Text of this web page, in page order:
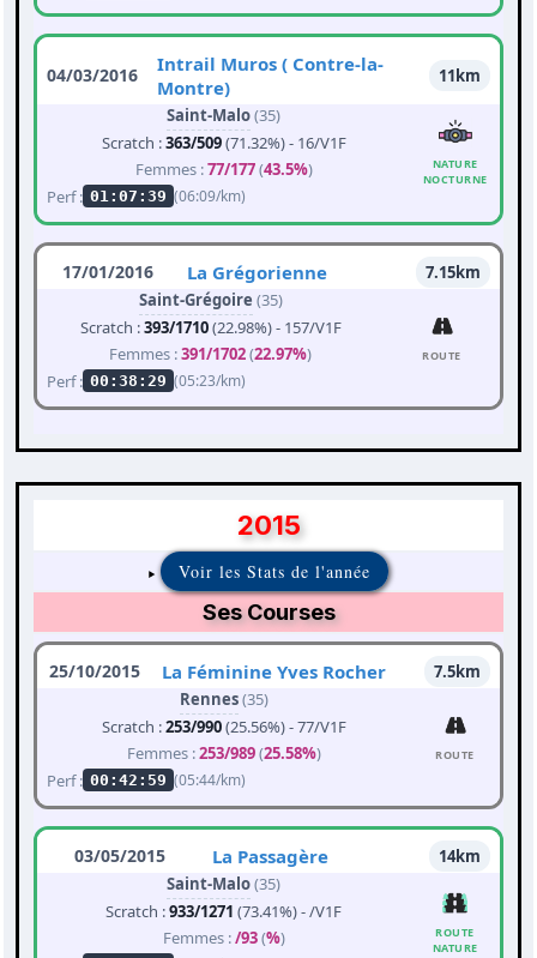
04/03/2016
Intrail Muros ( Contre-la-
Montre)
11km
Saint-Malo(35)
Scratch :363/509(71.32%) - 16/V1F
Femmes :77/177(43.5%)
Perf : 01:07:39 (06:09/km)
NATURE
NOCTURNE
17/01/2016 La Grégorienne
7.15km
Saint-Grégoire (35)
Scratch :393/1710(22.98%) - 157/V1F
Femmes :391/1702(22.97%)
Perf : 00:38:29 (05:23/km)
ROUTE
2015
Voir les Stats de l'année
Ses Courses
25/10/2015 La Féminine Yves Rocher
7.5km
Rennes(35)
Scratch :253/990(25.56%) - 77/V1F
Femmes :253/989(25.58%)
Perf : 00:42:59 (05:44/km)
ROUTE
03/05/2015 La Passagère
14km
Saint-Malo(35)
Scratch :933/1271 (73.41%) - /V1F
Femmes :/93(%)
ROUTE
NATURE